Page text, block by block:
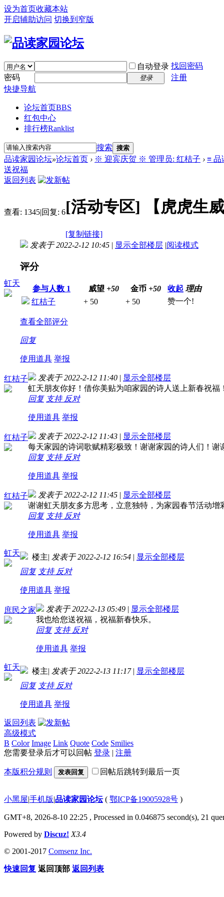
设为首页收藏本站
开启辅助访问 切换到窄版
自动登录 找回密码
密码
登录
注册
快捷导航
论坛首页BBS
红包中心
排行榜Ranklist
搜索 搜索
品读家园论坛»论坛首页 › ※ 迎宾庆贺 ※ 管理员: 红桔子 › ≡ 品
送祝福
返回列表
查看: 1345|回复: 6[活动专区] 【虎虎生
[复制链接]
虹天
发表于 2022-2-12 10:45 | 显示全部楼层 |阅读模式
评分
参与人数 1 威望 +50 金币 +50 收起 理由
红桔子
+ 50 + 50 赞一个!
查看全部评分
回复
使用道具 举报
红桔子 发表于 2022-2-12 11:40 | 显示全部楼层
虹天朋友你好！借你美贴为咱家园的诗人送上新春祝福
回复 支持 反对
使用道具 举报
红桔子 发表于 2022-2-12 11:43 | 显示全部楼层
每天家园的诗词歌赋精彩极致！谢谢家园的诗人们！
回复 支持 反对
使用道具 举报
红桔子 发表于 2022-2-12 11:45 | 显示全部楼层
谢谢虹天朋友多方思考，立意独特，为家园春节活动增
回复 支持 反对
使用道具 举报
虹天 楼主| 发表于 2022-2-12 16:54 | 显示全部楼层
回复 支持 反对
使用道具 举报
庶民之家 发表于 2022-2-13 05:49 | 显示全部楼层
我也给您送祝福，祝福新春快乐。
回复 支持 反对
使用道具 举报
虹天 楼主| 发表于 2022-2-13 11:17 | 显示全部楼层
回复 支持 反对
使用道具 举报
返回列表
高级模式
B Color Image Link Quote Code Smilies
您需要登录后才可以回帖 登录 | 注册
本版积分规则 发表回复 回帖后跳转到最后一页
小黑屋|手机版|品读家园论坛( 鄂ICP备19005928号 )
GMT+8, 2026-8-10 22:25 , Processed in 0.046875 second(s), 21
Powered by Discuz! X3.4
© 2001-2017 Comsenz Inc.
快速回复 返回顶部 返回列表